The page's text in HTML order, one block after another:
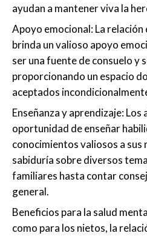
ayudan a mantener viva la
Apoyo emocional: La
brinda un valioso apoyo
ser una fuente de consuelo y
proporcionando un espacio
aceptados
Enseñanza y aprendizaje: Los
oportunidad de enseñar
conocimientos valiosos a
sabiduría sobre diversos
familiares hasta contar
general.
Beneficios para la salud
como para los nietos, la